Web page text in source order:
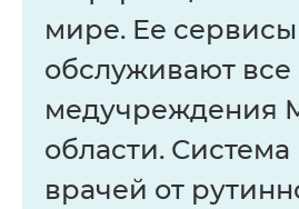
Прикрепить резюме
мире. Ее сервисы
обслуживают все
медучреждения
области. Система
врачей от